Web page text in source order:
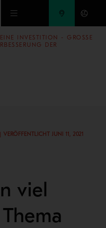
springen
- GESTEINSINDUSTRIE
INVESTITION - GROSSE V
DER S
JUNI 11, 2021
viel